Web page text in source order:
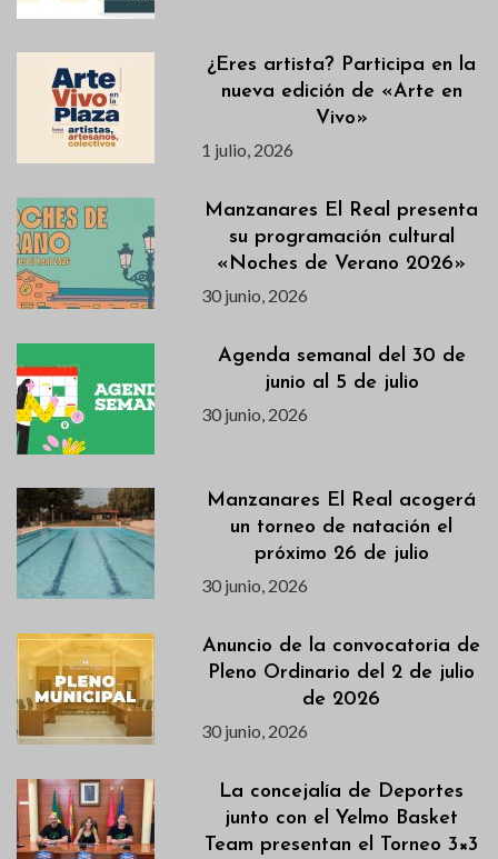
¿Eres artista? Participa en la
nueva edición de «Arte en
Vivo»
1 julio, 2026
Manzanares El Real presenta
su programación cultural
«Noches de Verano 2026»
30 junio, 2026
Agenda semanal del 30 de
junio al 5 de julio
30 junio, 2026
Manzanares El Real acogerá
un torneo de natación el
próximo 26 de julio
30 junio, 2026
Anuncio de la convocatoria de
Pleno Ordinario del 2 de julio
de 2026
30 junio, 2026
La concejalía de Deportes
junto con el Yelmo Basket
Team presentan el Torneo 3×3